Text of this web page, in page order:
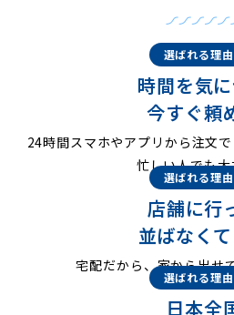
選ばれる理
時間を気
今すぐ頼
24時間スマホやアプリから注文
忙しい人でも大
選ばれる理
店舗に行
並ばなく
宅配だから、家から出せ
選ばれる理
日本全